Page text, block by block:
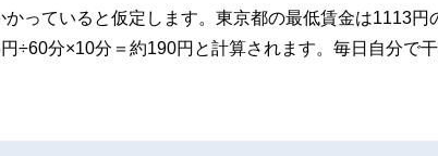
っていると仮定します。東京都の最低賃金は1113円
÷60分×10分＝約190円と計算されます。毎日自分で